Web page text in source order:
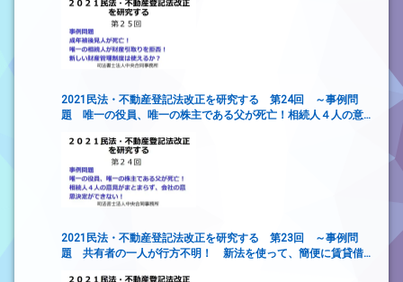
2021民法・不動産登記法改正を研究する 第24回 ～事例問
題 唯一の役員、唯一の株主である父が死亡！相続人４人の意
2021民法・不動産登記法改正を研究する 第23回 ～事例問
題 共有者の一人が行方不明！ 新法を使って、簡便に賃貸借